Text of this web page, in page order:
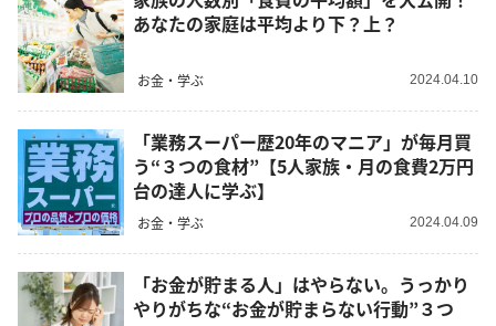
あなたの家庭は平均より下？上？
お金・学ぶ 2024.04.10
「業務スーパー歴20年のマニア」が毎月買
う“３つの食材”【5人家族・月の食費2万円
台の達人に学ぶ】
お金・学ぶ 2024.04.09
「お金が貯まる人」はやらない。うっかり
やりがちな“お金が貯まらない行動”３つ